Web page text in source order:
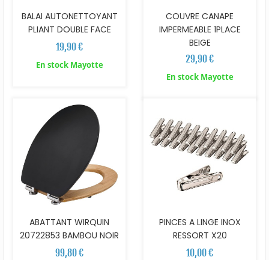
BALAI AUTONETTOYANT
PLIANT DOUBLE FACE
19,90 €
En stock Mayotte
COUVRE CANAPE
IMPERMEABLE 1PLACE
BEIGE
29,90 €
En stock Mayotte
ABATTANT WIRQUIN
20722853 BAMBOU NOIR
99,80 €
PINCES A LINGE INOX
RESSORT X20
10,00 €